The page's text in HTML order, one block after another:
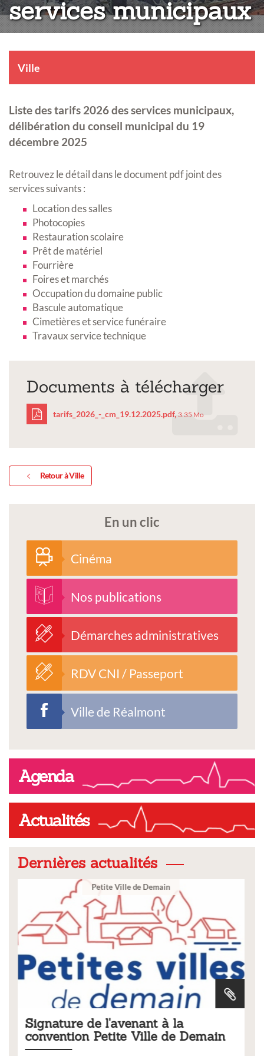
services municipaux
Ville
Liste des tarifs 2026 des services municipaux,
délibération du conseil municipal du 19
décembre 2025
Retrouvez le détail dans le document pdf joint des
services suivants :
Location des salles
Photocopies
Restauration scolaire
Prêt de matériel
Fourrière
Foires et marchés
Occupation du domaine public
Bascule automatique
Cimetières et service funéraire
Travaux service technique
Documents à télécharger
tarifs_2026_-
_cm_19.12.2025.pdf
tarifs_2026_-_cm_19.12.2025.pdf, 3.35 Mo
Retour à Ville
En un clic
Cinéma
Nos publications
Démarches administratives
RDV CNI / Passeport
Ville de Réalmont
Agenda
Actualités
Dernières actualités
à la
de Demain
Tarifs 2026 des services
municipaux